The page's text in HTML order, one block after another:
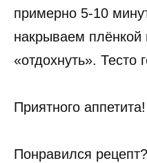
примерно 5-10
накрываем
«отдохнуть». Тесто
Приятного аппетита!
Понравился